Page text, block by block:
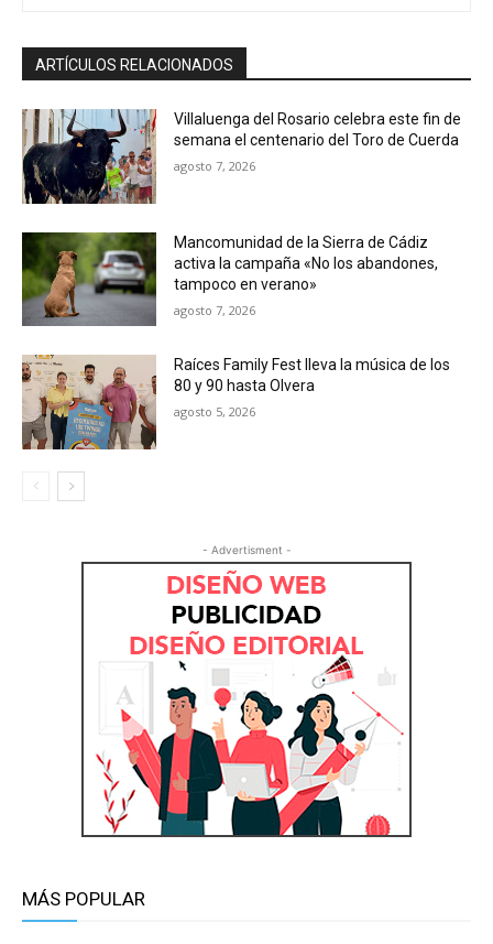
ARTÍCULOS RELACIONADOS
Villaluenga del Rosario celebra este fin de
semana el centenario del Toro de Cuerda
agosto 7, 2026
Mancomunidad de la Sierra de Cádiz
activa la campaña «No los abandones,
tampoco en verano»
agosto 7, 2026
Raíces Family Fest lleva la música de los
80 y 90 hasta Olvera
agosto 5, 2026
- Advertisment -
MÁS POPULAR